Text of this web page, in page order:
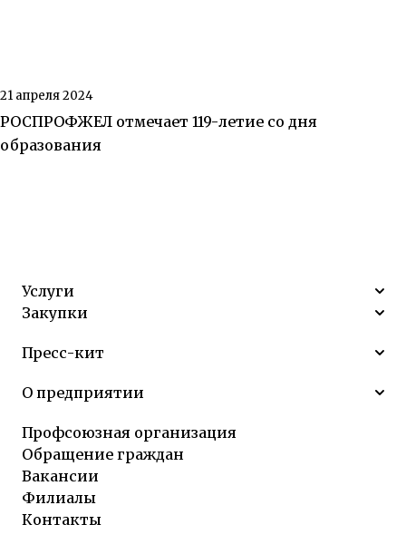
21 апреля 2024
РОСПРОФЖЕЛ отмечает 119-летие со дня
образования
Услуги
Закупки
Пресс-кит
О предприятии
Профсоюзная организация
Обращение граждан
Вакансии
Филиалы
Контакты